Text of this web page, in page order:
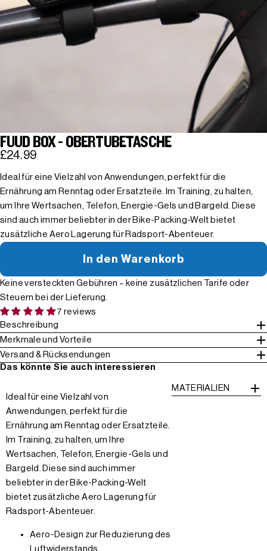
FUUD BOX - OBERTUBETASCHE
£24.99
Ideal für eine Vielzahl von Anwendungen, perfekt für die
Ernährung am Renntag oder Ersatzteile. Im Training, zu halten,
um Ihre Wertsachen, Telefon, Energie-Gels und Bargeld. Diese
sind auch immer beliebter in der Bike-Packing-Welt bietet
zusätzliche Aero Lagerung für Radsport-Abenteuer.
In den Warenkorb
Keine versteckten Gebühren – keine zusätzlichen Tarife oder
Steuern bei der Lieferung.
7 reviews
Beschreibung
Merkmale und Vorteile
Versand & Rücksendungen
Das könnte Sie auch interessieren
Ideal für eine Vielzahl von
Anwendungen, perfekt für die
Ernährung am Renntag oder Ersatzteile.
Im Training, zu halten, um Ihre
Wertsachen, Telefon, Energie-Gels und
Bargeld. Diese sind auch immer
beliebter in der Bike-Packing-Welt
bietet zusätzliche Aero Lagerung für
Radsport-Abenteuer.
Aero-Design zur Reduzierung des
Luftwiderstands.
MATERIALIEN